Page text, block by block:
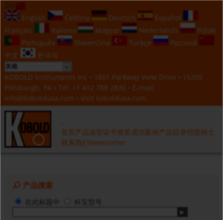
English
Čeština Deutsch
Español
Français
Italiano Magyar Nederlands
Polski
Português
Slovenčina Türkçe
Русский
中文
한국의
KOBOLD Instruments Inc • 1801 Parkway View Drive • 15205
Pittsburgh, PA • Tel:
+1 412 788 2830 • E-mail:
info@koboldusa.com • visit koboldusa.com
首页 产品选型 证书资质 成功案例 产品目录 招贤纳士
联系我们 Newsletter
产品搜索
在此标题中 科宝型号